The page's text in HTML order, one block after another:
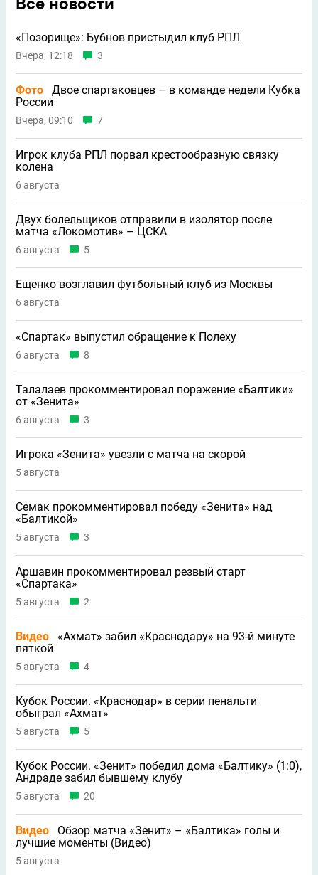
«Позорище»: Бубнов пристыдил клуб РПЛ
Вчера, 12:18 3
Фото
Двое спартаковцев – в команде недели Кубка
России
Вчера, 09:10 7
Игрок клуба РПЛ порвал крестообразную связку
колена
6 августа
Двух болельщиков отправили в изолятор после
матча «Локомотив» – ЦСКА
6 августа 5
Ещенко возглавил футбольный клуб из Москвы
6 августа
«Спартак» выпустил обращение к Полеху
6 августа 8
Талалаев прокомментировал поражение «Балтики»
от «Зенита»
6 августа 3
Игрока «Зенита» увезли с матча на скорой
5 августа
Семак прокомментировал победу «Зенита» над
«Балтикой»
5 августа 3
Аршавин прокомментировал резвый старт
«Спартака»
5 августа 2
Видео
«Ахмат» забил «Краснодару» на 93-й минуте
пяткой
5 августа 4
Кубок России. «Краснодар» в серии пенальти
обыграл «Ахмат»
5 августа 5
Кубок России. «Зенит» победил дома «Балтику» (1:0),
Андраде забил бывшему клубу
5 августа 20
Видео
Обзор матча «Зенит» – «Балтика» голы и
лучшие моменты (Видео)
5 августа